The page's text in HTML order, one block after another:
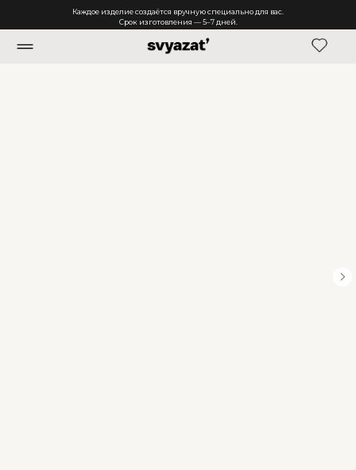
Каждое изделие создаётся вручную специально для вас.
Срок изготовления — 5–7 дней.